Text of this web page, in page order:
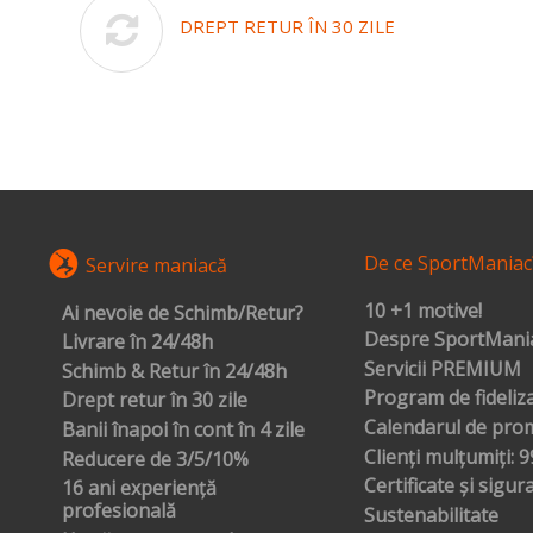
DREPT RETUR ÎN 30 ZILE
Servire maniacă
Ai nevoie de Schimb/Retur?
Livrare în 24/48h
Schimb & Retur în 24/48h
Drept retur în 30 zile
Banii înapoi în cont în 4 zile
Reducere de 3/5/10%
16 ani experiență
profesională
De ce
10 +1 motive!
Despre
Servicii PREMIUM
Program de
Calendarul de
Clienți mulțumiți:
Certificate și
Sustenabilitate